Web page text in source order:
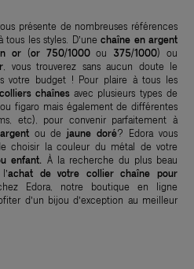
présente de nombreuses références
les styles. D’une chaîne en argent
or (or 750/1000ou 375/1000) ou
, vous trouverez sans aucun doute le
votre budget ! Pour plaire à tous les
colliers chaînes avec plusieurs types de
figaro mais également de différentes
etc), pour convenir parfaitement à
argentou dejaune doré? Edora vous
choisir la couleur du métal de votre
enfant. À la recherche du plus beau
achat de votre collier chaîne pour
Edora, notre boutique en ligne
d’un bijou d’exception au meilleur